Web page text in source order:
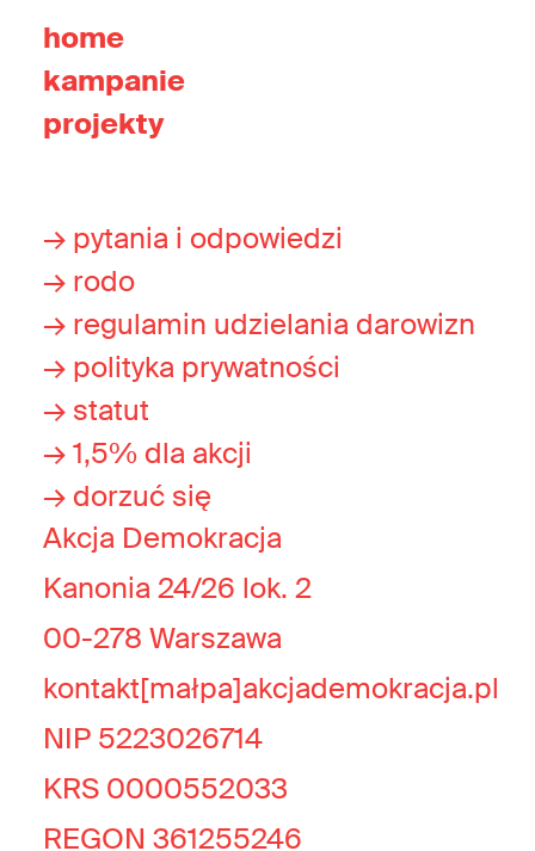
home
kampanie
projekty
→ pytania i odpowiedzi
→ rodo
→ regulamin udzielania darowizn
→ polityka prywatności
→ statut
→ 1,5% dla akcji
→ dorzuć się
Akcja Demokracja
Kanonia 24/26 lok. 2
00-278 Warszawa
kontakt[małpa]akcjademokracja.pl
NIP 5223026714
KRS 0000552033
REGON 361255246